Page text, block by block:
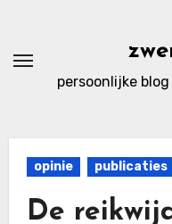
de
persoonlijke
opinie publicaties
De